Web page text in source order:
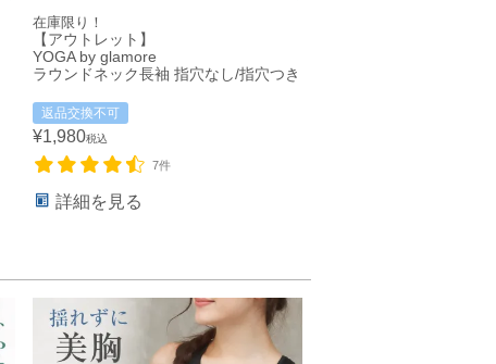
在庫限り！
【アウトレット】
YOGA by glamore
ラウンドネック長袖 指穴なし/指穴つき
返品交換不可
¥1,980税込
7件
詳細を見る